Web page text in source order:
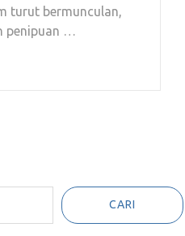
turut bermunculan,
penipuan …
CARI